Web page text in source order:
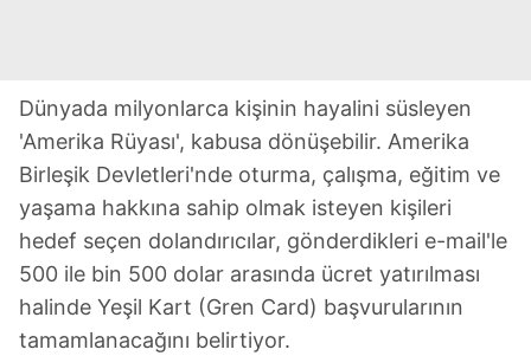
Dünyada milyonlarca kişinin hayalini süsleyen
'Amerika Rüyası', kabusa dönüşebilir. Amerika
Birleşik Devletleri'nde oturma, çalışma, eğitim ve
yaşama hakkına sahip olmak isteyen kişileri
hedef seçen dolandırıcılar, gönderdikleri e-mail'le
500 ile bin 500 dolar arasında ücret yatırılması
halinde Yeşil Kart (Gren Card) başvurularının
tamamlanacağını belirtiyor.